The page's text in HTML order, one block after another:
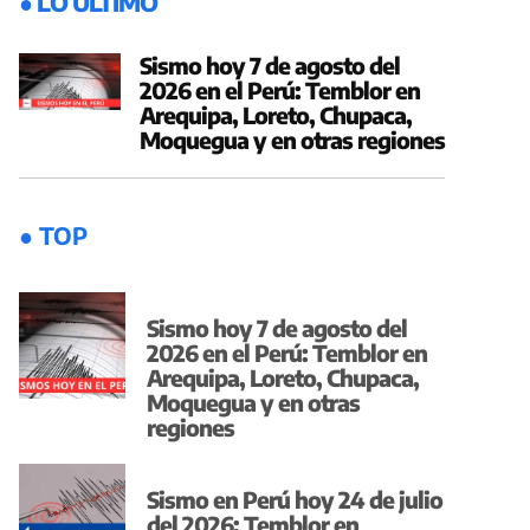
Sismo hoy 7 de agosto del
2026 en el Perú: Temblor en
Arequipa, Loreto, Chupaca,
Moquegua y en otras regiones
● TOP
Sismo hoy 7 de agosto del
2026 en el Perú: Temblor en
Arequipa, Loreto, Chupaca,
Moquegua y en otras
regiones
Sismo en Perú hoy 24 de julio
del 2026: Temblor en